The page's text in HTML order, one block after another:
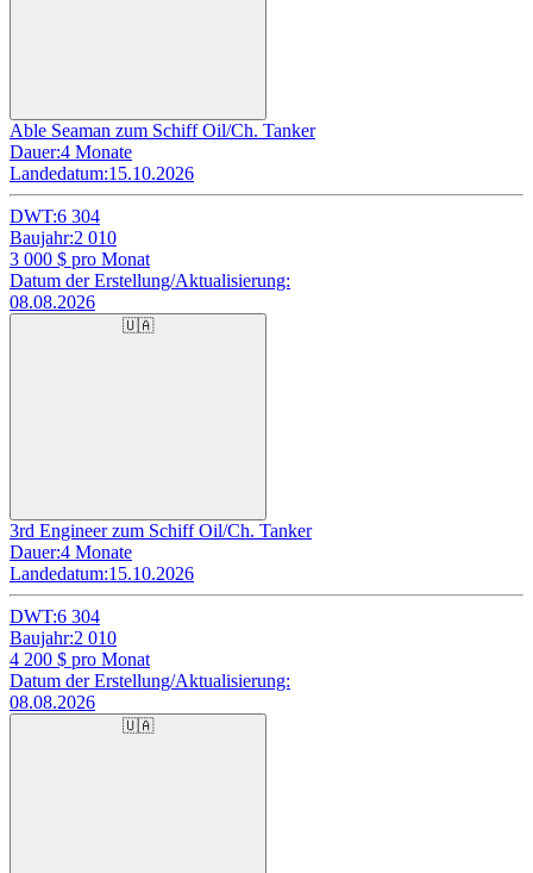
Able Seaman zum Schiff Oil/Ch. Tanker
Dauer:4 Monate
Landedatum:15.10.2026
DWT:6 304
Baujahr:2 010
3 000 $ pro Monat
Datum der Erstellung/Aktualisierung:
08.08.2026
🇺🇦
3rd Engineer zum Schiff Oil/Ch. Tanker
Dauer:4 Monate
Landedatum:15.10.2026
DWT:6 304
Baujahr:2 010
4 200 $ pro Monat
Datum der Erstellung/Aktualisierung:
08.08.2026
🇺🇦